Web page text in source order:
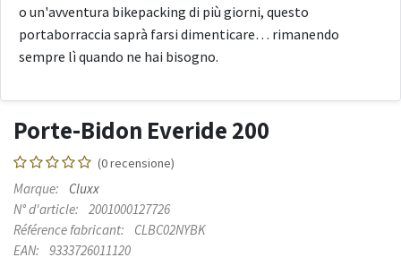
o un'avventura bikepacking di più giorni, questo
portaborraccia saprà farsi dimenticare… rimanendo
sempre lì quando ne hai bisogno.
Porte-Bidon Everide 200
(0 recensione)
Marque:
Cluxx
N° d'article:
2001000127726
Référence fabricant:
CLBC02NYBK
EAN:
9333726011120